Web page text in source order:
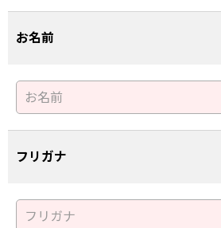
お名前
フリガナ